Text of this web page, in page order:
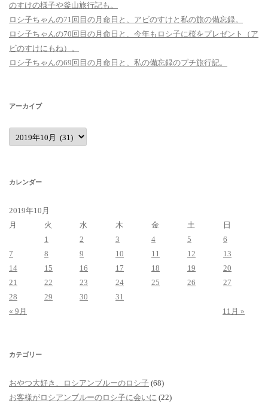
のすけの様子や釜山旅行記も。
ロシ子ちゃんの71回目の月命日と、アビのすけと私の旅の備忘録。
ロシ子ちゃんの70回目の月命日と、今年もロシ子に桜をプレゼント（ア
ビのすけにもね）。
ロシ子ちゃんの69回目の月命日と、私の備忘録のプチ旅行記。
アーカイブ
ア
ー
カ
カレンダー
2019年10月
月
火 水 木 金 土
日
1
2 3 4 5
6
7
8 9 10 11 12
13
14
15 16 17 18 19
20
21
22 23 24 25 26
27
28
29 30
31
« 9月
11月 »
カテゴリー
おやつ大好き、ロシアンブルーのロシ子 (68)
お客様がロシアンブルーのロシ子に会いに (22)